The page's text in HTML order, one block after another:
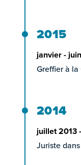
2015
janvier -
Greffier à
2014
juillet 2013
Juriste